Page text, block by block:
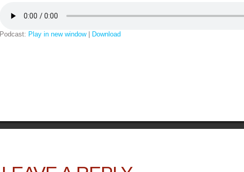
Podcast: Play in new window| Download